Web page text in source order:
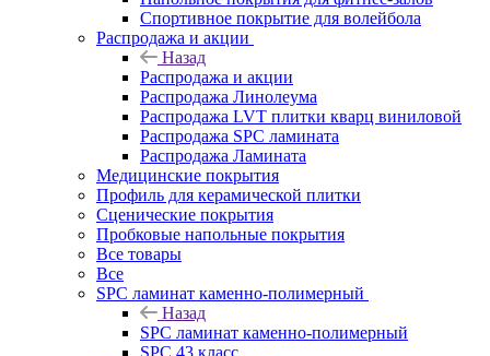
Спортивное покрытие для волейбола
Распродажа и акции
Назад
Распродажа и акции
Распродажа Линолеума
Распродажа LVT плитки кварц виниловой
Распродажа SPC ламината
Распродажа Ламината
Медицинские покрытия
Профиль для керамической плитки
Сценические покрытия
Пробковые напольные покрытия
Все товары
Все
SPC ламинат каменно-полимерный
Назад
SPC ламинат каменно-полимерный
SPC 43 класс